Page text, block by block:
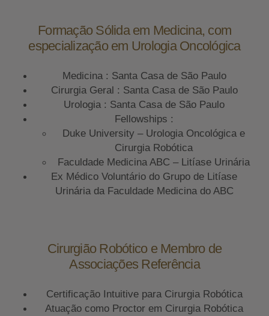
Formação Sólida em Medicina, com
especialização em Urologia Oncológica
Medicina : Santa Casa de São Paulo
Cirurgia Geral : Santa Casa de São Paulo
Urologia : Santa Casa de São Paulo
Fellowships :
Duke University – Urologia Oncológica e
Cirurgia Robótica
Faculdade Medicina ABC – Litíase Urinária
Ex Médico Voluntário do Grupo de Litíase
Urinária da Faculdade Medicina do ABC
Cirurgião Robótico e Membro de
Associações Referência
Certificação Intuitive para Cirurgia Robótica
Atuação como Proctor em Cirurgia Robótica